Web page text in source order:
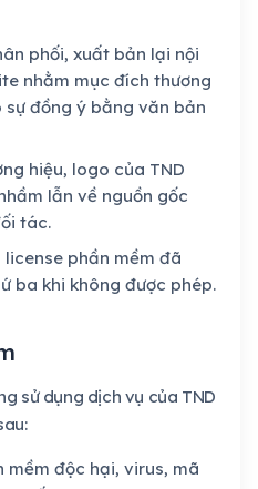
phối, xuất bản lại nội
nhằm mục đích thương
sự đồng ý bằng văn bản
hiệu, logo của TND
lẫn về nguồn gốc
tác.
license phần mềm đã
ba khi không được phép.
sử dụng dịch vụ của TND
mềm độc hại, virus, mã